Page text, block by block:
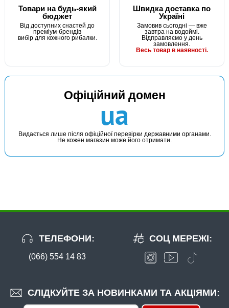
Товари на будь-який
бюджет
Від доступних снастей до
преміум-брендів
вибір для кожного рибалки.
Швидка доставка по
Україні
Замовив сьогодні — вже
завтра на водоймі.
Відправляємо у день
замовлення.
Весь товар в наявності.
Офіційний домен
ua
Видається лише після офіційної перевірки державними органами.
Не кожен магазин може його отримати.
ТЕЛЕФОНИ:
(066) 554 14 83
СЛІДКУЙТЕ ЗА НОВИНКАМИ ТА АКЦІЯМИ:
СОЦ МЕРЕЖІ: